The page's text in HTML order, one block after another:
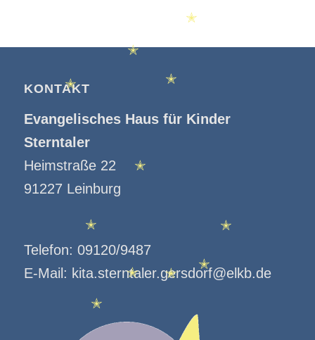
KONTAKT
Evangelisches Haus für Kinder
Sterntaler
Heimstraße 22
91227 Leinburg
Telefon: 09120/9487
E-Mail: kita.sterntaler.gersdorf@elkb.de
✭
✭
✭
✭
✭
✭
✭